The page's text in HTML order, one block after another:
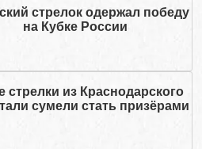
стрелок одержал победу
на Кубке России
из Краснодарского
сумели стать призёрами